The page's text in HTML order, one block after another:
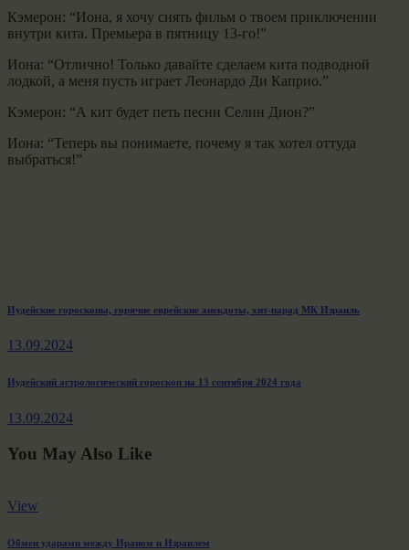
Кэмерон: “Иона, я хочу снять фильм о твоем приключении
внутри кита. Премьера в пятницу 13-го!”
Иона: “Отлично! Только давайте сделаем кита подводной
лодкой, а меня пусть играет Леонардо Ди Каприо.”
Кэмерон: “А кит будет петь песни Селин Дион?”
Иона: “Теперь вы понимаете, почему я так хотел оттуда
выбраться!”
Навигация
по
Previous
Иудейские гороскопы, горячие еврейские анекдоты, хит-парад МК Израиль
13.09.2024
Next
Иудейский астрологический гороскоп на 13 сентября 2024 года
13.09.2024
You May Also Like
View
Обмен ударами между Ираном и Израилем